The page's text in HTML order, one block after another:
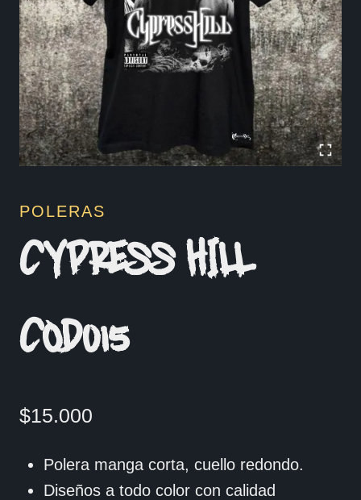
POLERAS
CYPRESS HILL
COD015
$15.000
Polera manga corta, cuello redondo.
Diseños a todo color con calidad